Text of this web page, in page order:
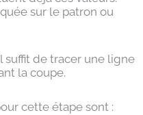
sur le patron ou
suffit de tracer une ligne
la coupe.
cette étape sont :